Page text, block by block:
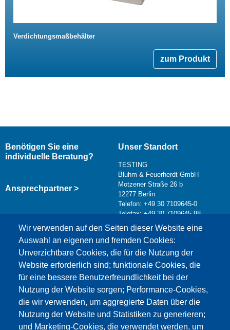
Verdichtungsmaßbehälter
zum Produkt
Wir verwenden auf den Seiten dieser Website eine
Auswahl an eigenen und fremden Cookies:
Unverzichtbare Cookies, die für die Nutzung der
Website erforderlich sind; funktionale Cookies, die
für eine bessere Benutzerfreundlichkeit bei der
Nutzung der Website sorgen; Performance-Cookies,
die wir verwenden, um aggregierte Daten über die
Nutzung der Website und Statistiken zu generieren;
und Marketing-Cookies, die verwendet werden, um
Benötigen Sie eine
individuelle Beratung?
Ansprechpartner >
Unser Standort
TESTING
Bluhm & Feuerherdt GmbH
Motzener Straße 26 b
12277 Berlin
Telefon: +49 30 7109645-0
Telefax: +49 30 7109645-98
info@testing.de
Dieser Inhalt ist blockiert, da die Google Maps
Cookies nicht akzeptiert wurden.